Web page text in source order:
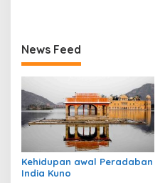
News Feed
Kehidupan awal Peradaban
India Kuno